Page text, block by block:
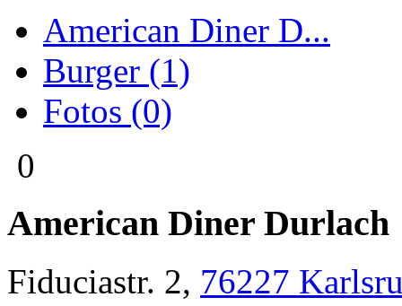
American Diner D...
Burger (1)
Fotos (0)
0
American Diner Durlach
Fiduciastr. 2, 76227